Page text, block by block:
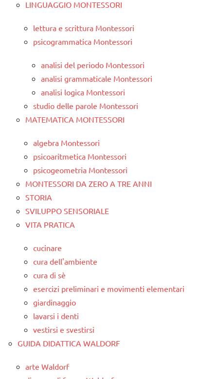
LINGUAGGIO MONTESSORI
lettura e scrittura Montessori
psicogrammatica Montessori
analisi del periodo Montessori
analisi grammaticale Montessori
analisi logica Montessori
studio delle parole Montessori
MATEMATICA MONTESSORI
algebra Montessori
psicoaritmetica Montessori
psicogeometria Montessori
MONTESSORI DA ZERO A TRE ANNI
STORIA
SVILUPPO SENSORIALE
VITA PRATICA
cucinare
cura dell'ambiente
cura di sè
esercizi preliminari e movimenti elementari
giardinaggio
lavarsi i denti
vestirsi e svestirsi
GUIDA DIDATTICA WALDORF
arte Waldorf